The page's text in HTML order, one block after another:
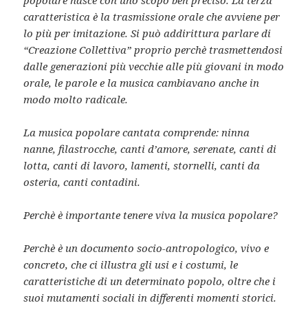
caratteristica è la trasmissione orale che avviene per
lo più per imitazione. Si può addirittura parlare di
“Creazione Collettiva” proprio perchè trasmettendosi
dalle generazioni più vecchie alle più giovani in modo
orale, le parole e la musica cambiavano anche in
modo molto radicale.
La musica popolare cantata comprende: ninna
nanne, filastrocche, canti d’amore, serenate, canti di
lotta, canti di lavoro, lamenti, stornelli, canti da
osteria, canti contadini.
Perchè è importante tenere viva la musica popolare?
Perchè è un documento socio-antropologico, vivo e
concreto, che ci illustra gli usi e i costumi, le
caratteristiche di un determinato popolo, oltre che i
suoi mutamenti sociali in differenti momenti storici.